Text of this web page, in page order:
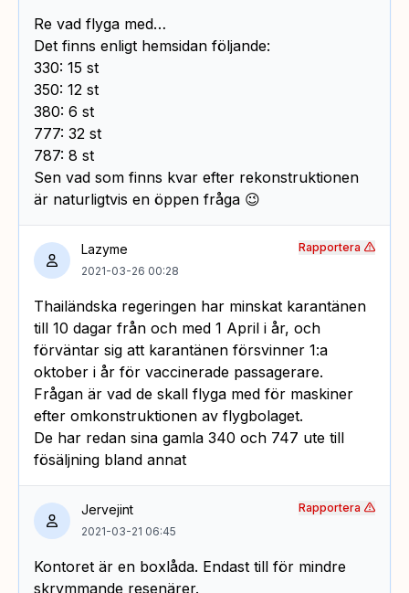
Re vad flyga med…
Det finns enligt hemsidan följande:
330: 15 st
350: 12 st
380: 6 st
777: 32 st
787: 8 st
Sen vad som finns kvar efter rekonstruktionen
är naturligtvis en öppen fråga 😉
Lazyme
2021-03-26 00:28
Thailändska regeringen har minskat karantänen
till 10 dagar från och med 1 April i år, och
förväntar sig att karantänen försvinner 1:a
oktober i år för vaccinerade passagerare.
Frågan är vad de skall flyga med för maskiner
efter omkonstruktionen av flygbolaget.
De har redan sina gamla 340 och 747 ute till
fösäljning bland annat
Rapportera
Jervejint
2021-03-21 06:45
Kontoret är en boxlåda. Endast till för mindre
skrymmande resenärer.
Rapportera